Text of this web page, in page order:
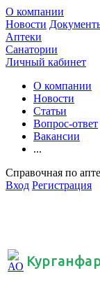
О компании
Новости
Аптеки
Санатории
Личный кабинет
О компании
Новости
Статьи
Вопрос-ответ
Вакансии
...
Справочная по
Вход Регистрация